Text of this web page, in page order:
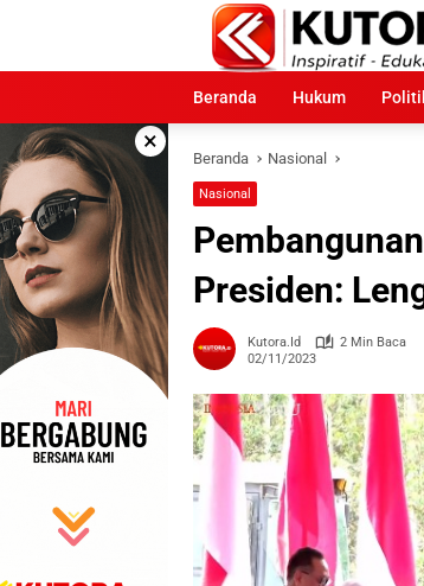
Beranda
Hukum
×
Beranda Nasional
Nasional
Presiden:
Kutora.id
2 Min Baca
02/11/2023